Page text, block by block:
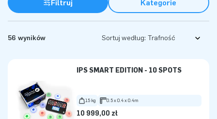
Filtruj Kategorie
56 wyników Sortuj według:
IPS SMART EDITION - 10 SPOTS
15 kg 0.5 x 0.4 x 0.4m
10 999,00 zł